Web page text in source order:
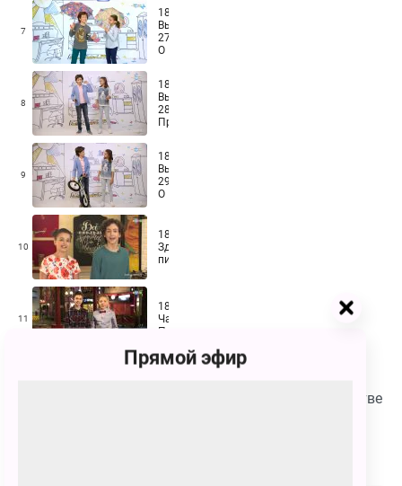
7
180.
Выпуск
27.
О
8
180.
Выпуск
28.
Про
9
180.
Выпуск
29.
О
10
180.
Здоровое
питание
11
180.
Чарты.
Профессии
Смотрите Телешоу 180 бесплатно в хорошем качестве
Прямой эфир